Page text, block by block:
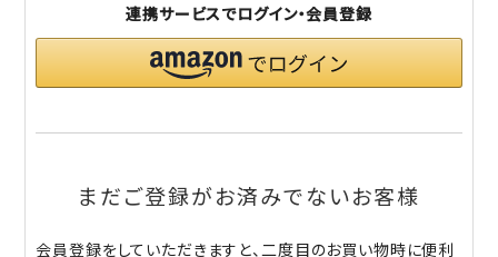
連携サービスでログイン・会員登録
まだご登録がお済みでないお客様
会員登録をしていただきますと、二度目のお買い物時に便利